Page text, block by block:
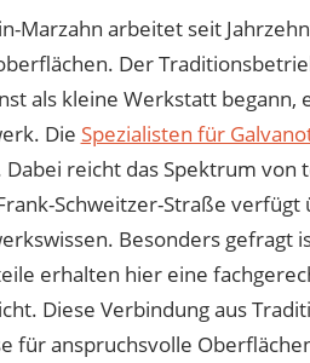
Marzahn arbeitet seit
Der
als kleine Werkstatt
Die Spezialisten für
Dabei reicht das Spektrum
Schweitzer-Straße
Besonders gefragt
erhalten hier eine
Diese Verbindung aus
für anspruchsvolle